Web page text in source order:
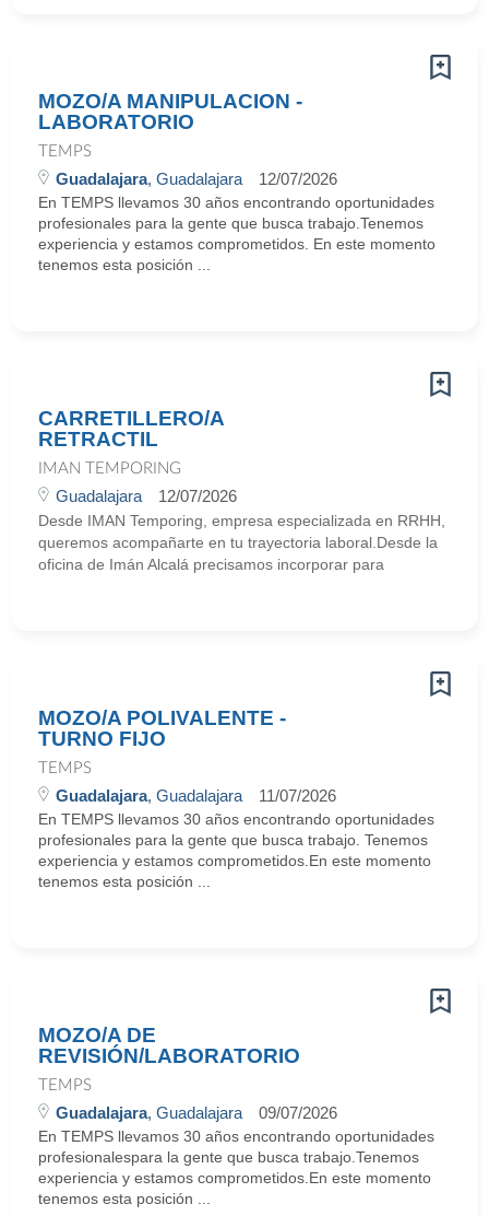
MOZO/A MANIPULACION -
LABORATORIO
TEMPS
Guadalajara, Guadalajara 12/07/2026
En TEMPS llevamos 30 años encontrando oportunidades
profesionales para la gente que busca trabajo.Tenemos
experiencia y estamos comprometidos. En este momento
tenemos esta posición ...
CARRETILLERO/A
RETRACTIL
IMAN TEMPORING
Guadalajara 12/07/2026
Desde IMAN Temporing, empresa especializada en RRHH,
queremos acompañarte en tu trayectoria laboral.Desde la
oficina de Imán Alcalá precisamos incorporar para
MOZO/A POLIVALENTE -
TURNO FIJO
TEMPS
Guadalajara, Guadalajara 11/07/2026
En TEMPS llevamos 30 años encontrando oportunidades
profesionales para la gente que busca trabajo. Tenemos
experiencia y estamos comprometidos.En este momento
tenemos esta posición ...
MOZO/A DE
REVISIÓN/LABORATORIO
TEMPS
Guadalajara, Guadalajara 09/07/2026
En TEMPS llevamos 30 años encontrando oportunidades
profesionalespara la gente que busca trabajo.Tenemos
experiencia y estamos comprometidos.En este momento
tenemos esta posición ...